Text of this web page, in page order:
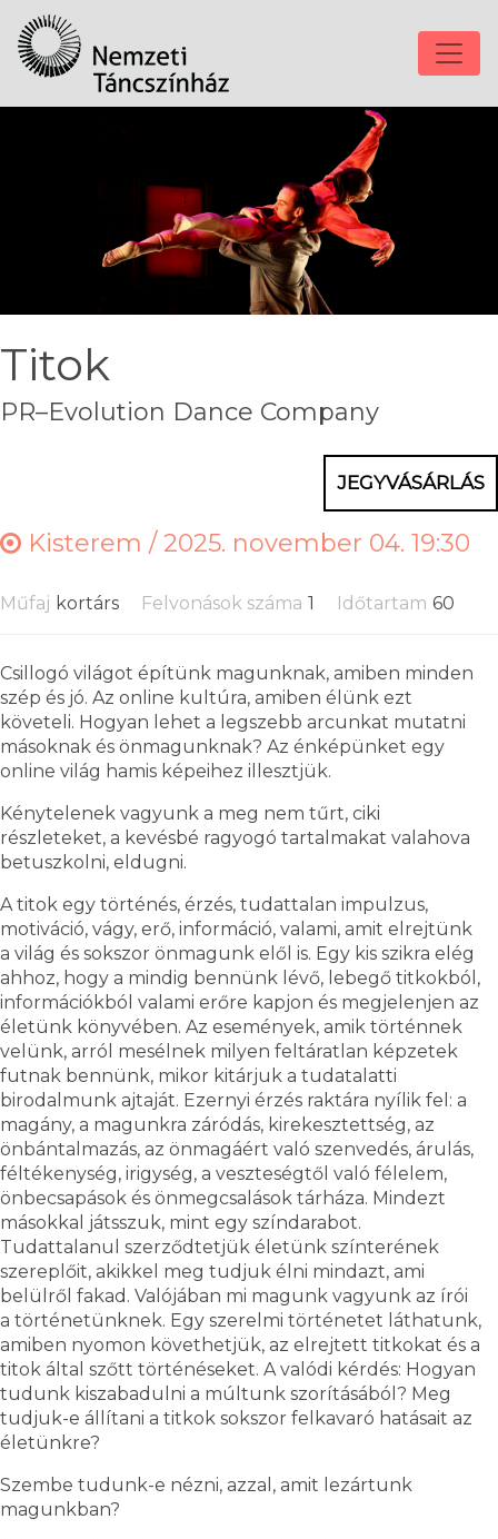
Titok
PR–Evolution Dance Company
JEGYVÁSÁRLÁS
Kisterem /2025. november 04. 19:30
Műfaj kortárs Felvonások száma 1 Időtartam 60
Csillogó világot építünk magunknak, amiben minden
szép és jó. Az online kultúra, amiben élünk ezt
követeli. Hogyan lehet a legszebb arcunkat mutatni
másoknak és önmagunknak? Az énképünket egy
online világ hamis képeihez illesztjük.
Kénytelenek vagyunk a meg nem tűrt, ciki
részleteket, a kevésbé ragyogó tartalmakat valahova
betuszkolni, eldugni.
A titok egy történés, érzés, tudattalan impulzus,
motiváció, vágy, erő, információ, valami, amit elrejtünk
a világ és sokszor önmagunk elől is. Egy kis szikra elég
ahhoz, hogy a mindig bennünk lévő, lebegő titkokból,
információkból valami erőre kapjon és megjelenjen az
életünk könyvében. Az események, amik történnek
velünk, arról mesélnek milyen feltáratlan képzetek
futnak bennünk, mikor kitárjuk a tudatalatti
birodalmunk ajtaját. Ezernyi érzés raktára nyílik fel: a
magány, a magunkra záródás, kirekesztettség, az
önbántalmazás, az önmagáért való szenvedés, árulás,
féltékenység, irigység, a veszteségtől való félelem,
önbecsapások és önmegcsalások tárháza. Mindezt
másokkal játsszuk, mint egy színdarabot.
Tudattalanul szerződtetjük életünk színterének
szereplőit, akikkel meg tudjuk élni mindazt, ami
belülről fakad. Valójában mi magunk vagyunk az írói
a történetünknek. Egy szerelmi történetet láthatunk,
amiben nyomon követhetjük, az elrejtett titkokat és a
titok által szőtt történéseket. A valódi kérdés: Hogyan
tudunk kiszabadulni a múltunk szorításából? Meg
tudjuk-e állítani a titkok sokszor felkavaró hatásait az
életünkre?
Szembe tudunk-e nézni, azzal, amit lezártunk
magunkban?